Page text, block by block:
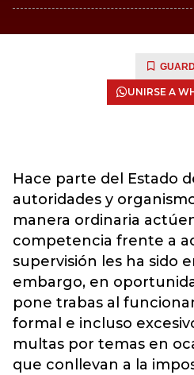
UNIRSE A
Hace parte del Estado
autoridades y
manera ordinaria
competencia frente a
supervisión les ha sido
embargo, en
pone trabas al
formal e incluso
multas por temas en
que conllevan a la